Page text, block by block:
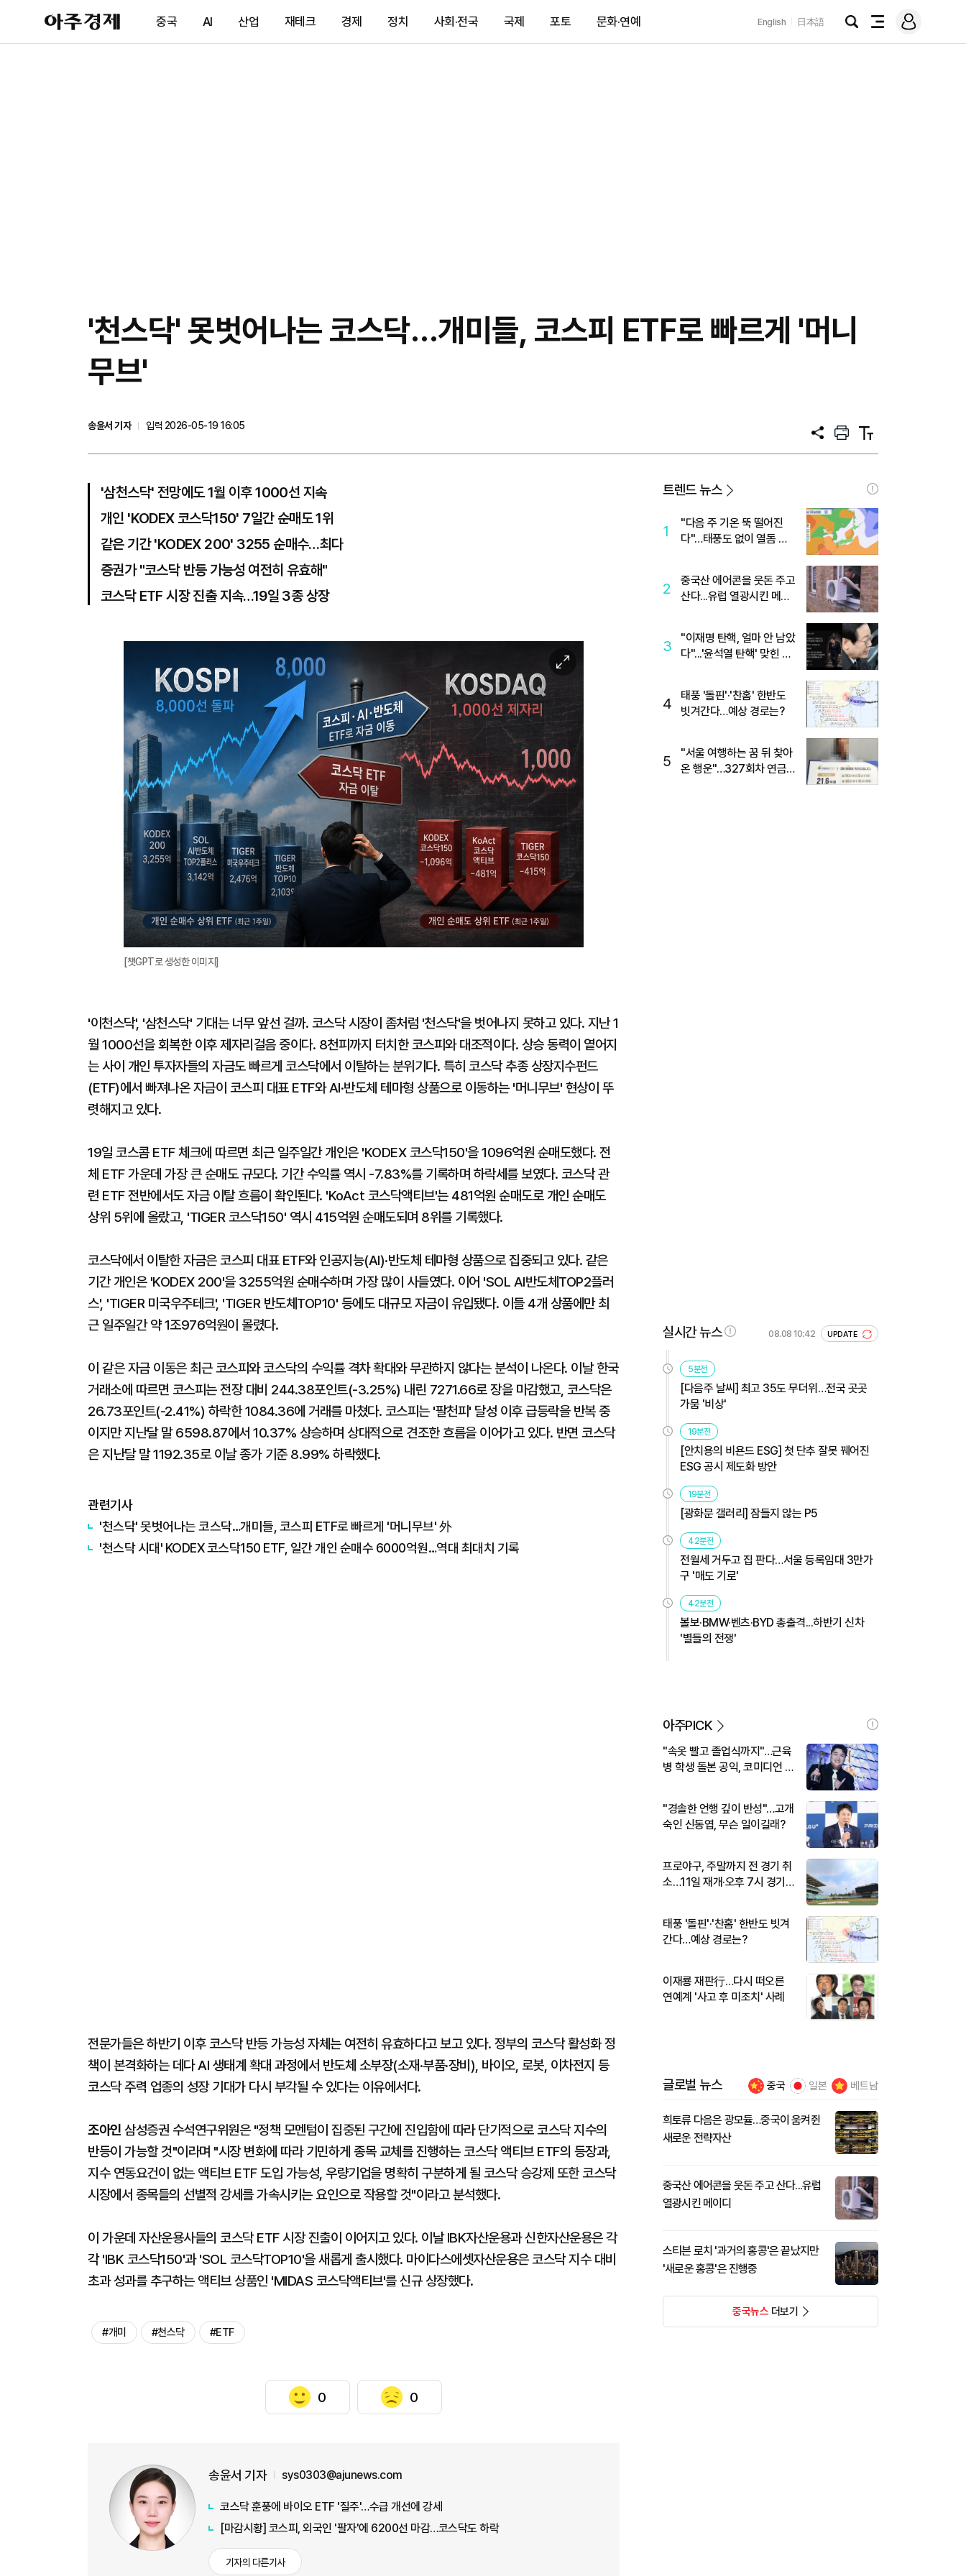
아
주
제
중국 AI 산업 재테크 경제 정치 사회·전국 국제 포토 문화·연예 English 日本語
검
전
메
그
'천스닥' 못벗어나는 코스닥…개미들, 코스피 ETF로 빠르게 '머니
무브'
송윤서 기자
입력 2026-05-19 16:05
공
프
트
텍
트
'삼천스닥' 전망에도 1월 이후 1000선 지속
개인 'KODEX 코스닥150' 7일간 순매도 1위
같은 기간 'KODEX 200' 3255 순매수…최다
증권가 "코스닥 반등 가능성 여전히 유효해"
코스닥 ETF 시장 진출 지속…19일 3종 상장
미
확
대
[챗GPT로 생성한 이미지]
'이천스닥', '삼천스닥' 기대는 너무 앞선 걸까. 코스닥 시장이 좀처럼 '천스닥'을 벗어나지 못하고 있다. 지난 1
월 1000선을 회복한 이후 제자리걸음 중이다. 8천피까지 터치한 코스피와 대조적이다. 상승 동력이 옅어지
는 사이 개인 투자자들의 자금도 빠르게 코스닥에서 이탈하는 분위기다. 특히 코스닥 추종 상장지수펀드
(ETF)에서 빠져나온 자금이 코스피 대표 ETF와 AI·반도체 테마형 상품으로 이동하는 '머니무브' 현상이 뚜
렷해지고 있다.
19일 코스콤 ETF 체크에 따르면 최근 일주일간 개인은 'KODEX 코스닥150'을 1096억원 순매도했다. 전
체 ETF 가운데 가장 큰 순매도 규모다. 기간 수익률 역시 -7.83%를 기록하며 하락세를 보였다. 코스닥 관
련 ETF 전반에서도 자금 이탈 흐름이 확인된다. 'KoAct 코스닥액티브'는 481억원 순매도로 개인 순매도
상위 5위에 올랐고, 'TIGER 코스닥150' 역시 415억원 순매도되며 8위를 기록했다.
코스닥에서 이탈한 자금은 코스피 대표 ETF와 인공지능(AI)·반도체 테마형 상품으로 집중되고 있다. 같은
기간 개인은 'KODEX 200'을 3255억원 순매수하며 가장 많이 사들였다. 이어 'SOL AI반도체TOP2플러
스', 'TIGER 미국우주테크', 'TIGER 반도체TOP10' 등에도 대규모 자금이 유입됐다. 이들 4개 상품에만 최
근 일주일간 약 1조976억원이 몰렸다.
이 같은 자금 이동은 최근 코스피와 코스닥의 수익률 격차 확대와 무관하지 않다는 분석이 나온다. 이날 한국
거래소에 따르면 코스피는 전장 대비 244.38포인트(-3.25%) 내린 7271.66로 장을 마감했고, 코스닥은
26.73포인트(-2.41%) 하락한 1084.36에 거래를 마쳤다. 코스피는 '팔천피' 달성 이후 급등락을 반복 중
이지만 지난달 말 6598.87에서 10.37% 상승하며 상대적으로 견조한 흐름을 이어가고 있다. 반면 코스닥
은 지난달 말 1192.35로 이날 종가 기준 8.99% 하락했다.
관련기사
'천스닥' 못벗어나는 코스닥…개미들, 코스피 ETF로 빠르게 '머니무브' 外
'천스닥 시대' KODEX 코스닥150 ETF, 일간 개인 순매수 6000억원…역대 최대치 기록
전문가들은 하반기 이후 코스닥 반등 가능성 자체는 여전히 유효하다고 보고 있다. 정부의 코스닥 활성화 정
책이 본격화하는 데다 AI 생태계 확대 과정에서 반도체 소부장(소재·부품·장비), 바이오, 로봇, 이차전지 등
코스닥 주력 업종의 성장 기대가 다시 부각될 수 있다는 이유에서다.
조아인 삼성증권 수석연구위원은 "정책 모멘텀이 집중된 구간에 진입함에 따라 단기적으로 코스닥 지수의
반등이 가능할 것"이라며 "시장 변화에 따라 기민하게 종목 교체를 진행하는 코스닥 액티브 ETF의 등장과,
지수 연동요건이 없는 액티브 ETF 도입 가능성, 우량기업을 명확히 구분하게 될 코스닥 승강제 또한 코스닥
시장에서 종목들의 선별적 강세를 가속시키는 요인으로 작용할 것"이라고 분석했다.
이 가운데 자산운용사들의 코스닥 ETF 시장 진출이 이어지고 있다. 이날 IBK자산운용과 신한자산운용은 각
각 'IBK 코스닥150'과 'SOL 코스닥TOP10'을 새롭게 출시했다. 마이다스에셋자산운용은 코스닥 지수 대비
초과 성과를 추구하는 액티브 상품인 'MIDAS 코스닥액티브'를 신규 상장했다.
#개미 #천스닥 #ETF
0 0
송윤서 기자 sys0303@ajunews.com
코스닥 훈풍에 바이오 ETF '질주'…수급 개선에 강세
[마감시황] 코스피, 외국인 '팔자'에 6200선 마감…코스닥도 하락
기자의 다른기사
트렌드 뉴스
1
"다음 주 기온 뚝 떨어진
다"…태풍도 없이 열돔 박
2
중국산 에어콘을 웃돈 주고
산다...유럽 열광시킨 메이
3
"이재명 탄핵, 얼마 안 남았
다"...'윤석열 탄핵' 맞힌 무
4
태풍 '돌핀'·'찬홈' 한반도
빗겨간다…예상 경로는?
5
"서울 여행하는 꿈 뒤 찾아
온 행운"…327회차 연금
실시간 뉴스 08.08 10:42 UPDATE
5분전
[다음주 날씨] 최고 35도 무더위…전국 곳곳
가뭄 '비상'
19분전
[안치용의 비욘드 ESG] 첫 단추 잘못 꿰어진
ESG 공시 제도화 방안
19분전
[광화문 갤러리] 잠들지 않는 P5
42분전
전월세 거두고 집 판다…서울 등록임대 3만가
구 '매도 기로'
42분전
볼보·BMW·벤츠·BYD 총출격...하반기 신차
'별들의 전쟁'
아주PICK
"속옷 빨고 졸업식까지"…근육
병 학생 돌본 공익, 코미디언 김
"경솔한 언행 깊이 반성"…고개
숙인 신동엽, 무슨 일이길래?
프로야구, 주말까지 전 경기 취
소…11일 재개·오후 7시 경기
태풍 '돌핀'·'찬홈' 한반도 빗겨
간다…예상 경로는?
이재룡 재판行…다시 떠오른
연예계 '사고 후 미조치' 사례
글로벌 뉴스 중국 일본 베트남
희토류 다음은 광모듈…중국이 움켜쥔
새로운 전략자산
중국산 에어콘을 웃돈 주고 산다...유럽
열광시킨 메이디
스티븐 로치 '과거의 홍콩'은 끝났지만
'새로운 홍콩'은 진행중
중국뉴스더보기